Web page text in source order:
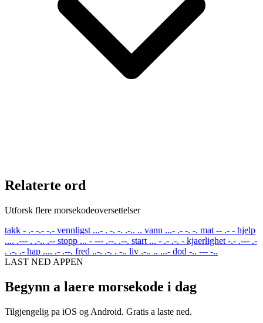
Relaterte ord
Utforsk flere morsekodeoversettelser
takk - .- -.- -.- vennligst ...- . -. -. .-.. .. vann ...- .- -. -. mat -- .- - hjelp
.... .--- . .-.. .-- stopp ... - --- .--. .--. start ... - .- .-. - kjaerlighet -.- .--- .-
. .-. .- hap .... .- .--. fred ..-. .-. . -.. liv .-.. .. ...- dod -.. --- -..
LAST NED APPEN
Begynn a laere morsekode i dag
Tilgjengelig pa iOS og Android. Gratis a laste ned.